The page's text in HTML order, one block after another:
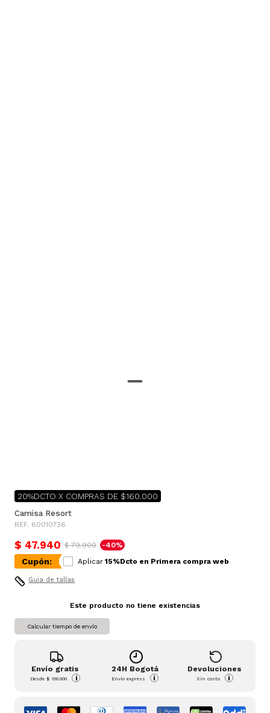
20%DCTO X COMPRAS DE $160.000
Camisa Resort
REF. 60010736
$ 47.940 $ 79.900 -40%
Cupón: Aplicar 15%Dcto en Primera compra web
Guia de tallas
Este producto no tiene existencias
Calcular tiempo de envío
Envío gratis
Desde$ 100.000 i
24H Bogotá
Envío express i
Devoluciones
Sin costo i